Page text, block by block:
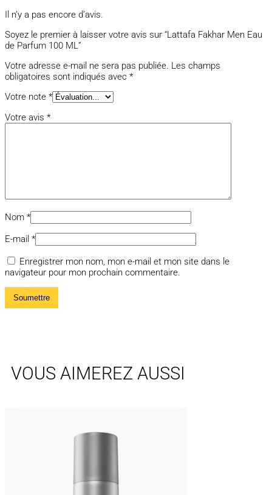
Il n’y a pas encore d’avis.
Soyez le premier à laisser votre avis sur “Lattafa Fakhar Men Eau
de Parfum 100 ML”
Votre adresse e-mail ne sera pas publiée. Les champs
obligatoires sont indiqués avec *
Votre note *
Votre avis *
Nom *
E-mail *
Enregistrer mon nom, mon e-mail et mon site dans le
navigateur pour mon prochain commentaire.
VOUS AIMEREZ AUSSI